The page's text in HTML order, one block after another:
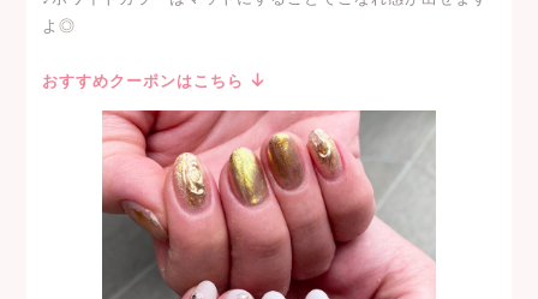
よ◎
おすすめクーポンはこちら